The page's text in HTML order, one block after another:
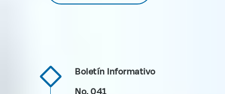
Boletín Informativo